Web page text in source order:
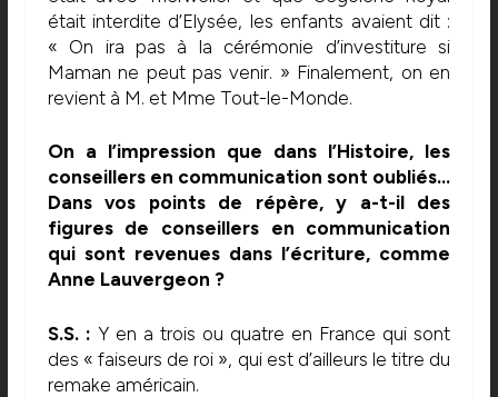
était interdite d’Elysée, les enfants avaient dit :
« On ira pas à la cérémonie d’investiture si
Maman ne peut pas venir. » Finalement, on en
revient à M. et Mme Tout-le-Monde.
On a l’impression que dans l’Histoire, les
conseillers en communication sont oubliés…
Dans vos points de répère, y a-t-il des
figures de conseillers en communication
qui sont revenues dans l’écriture, comme
Anne Lauvergeon ?
S.S. : Y en a trois ou quatre en France qui sont
des « faiseurs de roi », qui est d’ailleurs le titre du
remake américain.